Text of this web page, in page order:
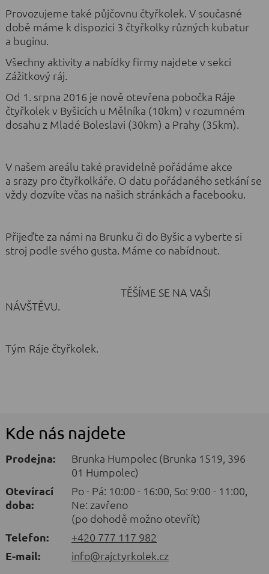
Provozujeme také půjčovnu čtyřkolek. V současné
době máme k dispozici 3 čtyřkolky různých kubatur
a buginu.
Všechny aktivity a nabídky firmy najdete v sekci
Zážitkový ráj.
Od 1. srpna 2016 je nově otevřena pobočka Ráje
čtyřkolek v Byšicích u Mělníka (10km) v rozumném
dosahu z Mladé Boleslavi (30km) a Prahy (35km).
V našem areálu také pravidelně pořádáme akce
a srazy pro čtyřkolkáře. O datu pořádaného setkání se
vždy dozvíte včas na našich stránkách a facebooku.
Přijeďte za námi na Brunku či do Byšic a vyberte si
stroj podle svého gusta. Máme co nabídnout.
TĚŠÍME SE NA VAŠI
NÁVŠTĚVU.
Tým Ráje čtyřkolek.
Kde nás najdete
Prodejna:
Brunka Humpolec (Brunka 1519, 396
01 Humpolec)
Otevírací
doba:
Po - Pá: 10:00 - 16:00, So: 9:00 - 11:00,
Ne: zavřeno
(po dohodě možno otevřít)
Telefon:
+420 777 117 982
E-mail:
info@rajctyrkolek.cz